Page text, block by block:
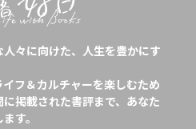
々に向けた、人生を豊かにす
フ＆カルチャーを楽しむため
掲載された書評まで、あなた
す。